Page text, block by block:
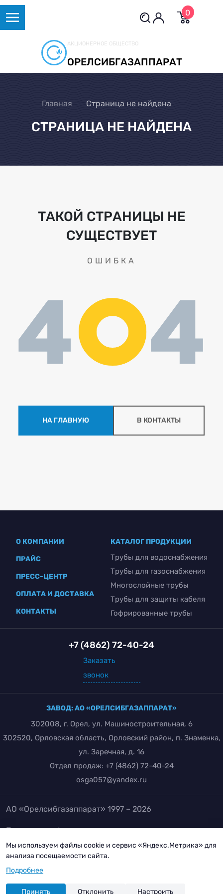
0
АКЦИОНЕРНОЕ ОБЩЕСТВО
ОРЕЛСИБГАЗАППАРАТ
Главная Страница не найдена
СТРАНИЦА НЕ НАЙДЕНА
ТАКОЙ СТРАНИЦЫ НЕ
СУЩЕСТВУЕТ
ОШИБКА
НА ГЛАВНУЮ В КОНТАКТЫ
О КОМПАНИИ
ПРАЙС
ПРЕСС-ЦЕНТР
ОПЛАТА И ДОСТАВКА
КОНТАКТЫ
КАТАЛОГ ПРОДУКЦИИ
Трубы для водоснабжения
Трубы для газоснабжения
Многослойные трубы
Трубы для защиты кабеля
Гофрированные трубы
ЗАВОД: АО «ОРЕЛСИБГАЗАППАРАТ»
302008, г. Орел, ул. Машиностроительная, 6
302520, Орловская область, Орловский район, п. Знаменка,
ул. Заречная, д. 16
Отдел продаж: +7 (4862) 72-40-24
osga057@yandex.ru
+7 (4862) 72-40-24
Заказать
звонок
АО «Орелсибгазаппарат» 1997 – 2026
Политика конфиденциальности
Положение об обработке и защите персональных
данных
Согласие на обработку персональных данных
Разработка сайта:инфо-сити
Мы используем файлы cookie и сервис «Яндекс.Метрика» для
анализа посещаемости сайта.
Подробнее
Принять Отклонить Настроить